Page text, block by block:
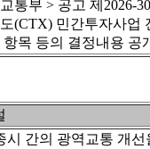
통부 > 공고 제2026-
(CTX) 민간투자사업
항목 등의 결정내용 공
시 간의 광역교통 개선